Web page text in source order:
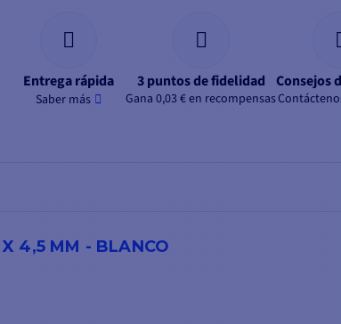
Entrega rápida
Saber más
3 puntos de fidelidad
Gana 0,03 € en recompensas
Consejos
4,5 MM - BLANCO